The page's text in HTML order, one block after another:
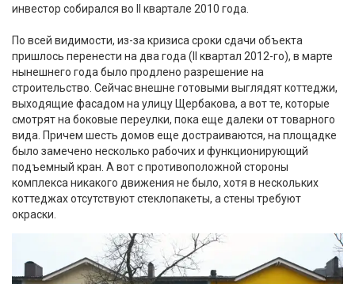
инвестор собирался во II квартале 2010 года.
По всей видимости, из-за кризиса сроки сдачи объекта
пришлось перенести на два года (II квартал 2012-го), в марте
нынешнего года было продлено разрешение на
строительство. Сейчас внешне готовыми выглядят коттеджи,
выходящие фасадом на улицу Щербакова, а вот те, которые
смотрят на боковые переулки, пока еще далеки от товарного
вида. Причем шесть домов еще достраиваются, на площадке
было замечено несколько рабочих и функционирующий
подъемный кран. А вот с противоположной стороны
комплекса никакого движения не было, хотя в нескольких
коттеджах отсутствуют стеклопакеты, а стены требуют
окраски.